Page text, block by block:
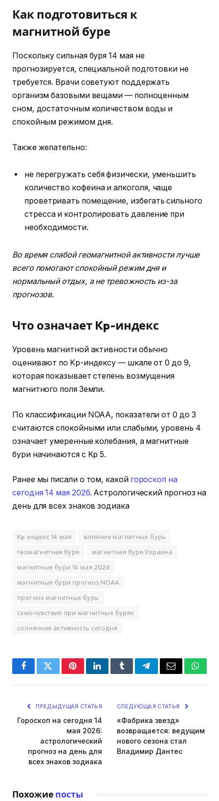
Как подготовиться к
магнитной буре
Поскольку сильная буря 14 мая не
прогнозируется, специальной подготовки не
требуется. Врачи советуют поддержать
организм базовыми вещами — полноценным
сном, достаточным количеством воды и
спокойным режимом дня.
Также желательно:
не перегружать себя физически, уменьшить
количество кофеина и алкоголя, чаще
проветривать помещение, избегать сильного
стресса и контролировать давление при
необходимости.
Во время слабой геомагнитной активности лучше
всего помогают спокойный режим дня и
нормальный отдых, а не тревожность из-за
прогнозов.
Что означает Kp-индекс
Уровень магнитной активности обычно
оценивают по Kp-индексу — шкале от 0 до 9,
которая показывает степень возмущения
магнитного поля Земли.
По классификации NOAA, показатели от 0 до 3
считаются спокойными или слабыми, уровень 4
означает умеренные колебания, а магнитные
бури начинаются с Kp 5.
Ранее мы писали о том, какой гороскоп на
сегодня 14 мая 2026. Астрологический прогноз на
день для всех знаков зодиака
Kp индекс 14 мая
влияние магнитных бурь
геомагнитная буря
магнитная буря Украина
магнитные бури 14 мая 2026
магнитные бури прогноз NOAA
прогноз магнитных бурь
самочувствие при магнитных бурях
солнечная активность сегодня
FacebookTwitterPinterestLinkedInTumblrTelegramEmail
ПРЕДЫДУЩАЯ СТАТЬЯ
Гороскоп на сегодня 14
мая 2026:
астрологический
прогноз на день для
всех знаков зодиака
СЛЕДУЮЩАЯ СТАТЬЯ
«Фабрика звезд»
возвращается: ведущим
нового сезона стал
Владимир Дантес
Похожие посты